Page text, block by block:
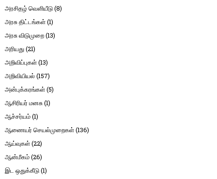
அரசிதழ் வெளியீடு(8)
அரசு திட்டங்கள்(1)
அரசு விடுமுறை(13)
அரியது(21)
அறிவிப்புகள்(13)
அறிவியியல் (157)
அன்புக்கரங்கள்(5)
ஆசிரியர் மனசு(1)
ஆச்சர்யம்(1)
ஆணையர் செயல்முறைகள்(136)
ஆய்வுகள்(22)
ஆன்மீகம்(26)
இட ஒதுக்கீடு(1)